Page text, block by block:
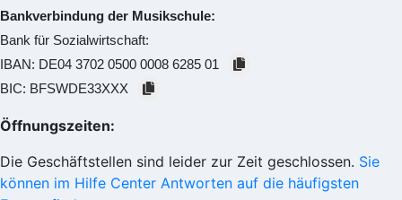
Bankverbindung der Musikschule:
Bank für Sozialwirtschaft:
IBAN: DE04 3702 0500 0008 6285 01
BIC: BFSWDE33XXX
Öffnungszeiten:
Die Geschäftstellen sind leider zur Zeit geschlossen. Sie
können im Hilfe Center Antworten auf die häufigsten